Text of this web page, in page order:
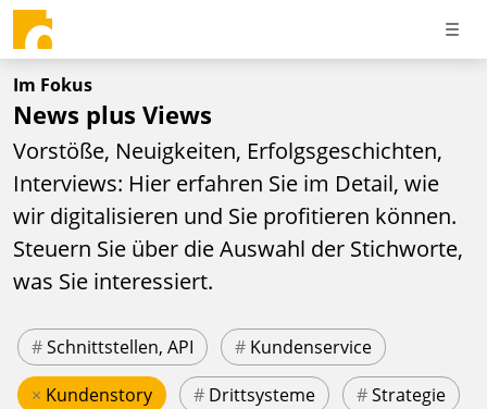
Im Fokus
News plus Views
Vorstöße, Neuigkeiten, Erfolgsgeschichten,
Interviews: Hier erfahren Sie im Detail, wie
wir digitalisieren und Sie profitieren können.
Steuern Sie über die Auswahl der Stichworte,
was Sie interessiert.
#Schnittstellen, API # Kundenservice
× Kundenstory # Drittsysteme #Strategie